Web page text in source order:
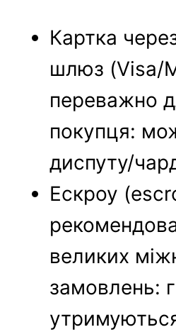
Картка
шлюз (Visa/
переважно
покупця:
диспуту/
Ескроу
великих
замовлень: